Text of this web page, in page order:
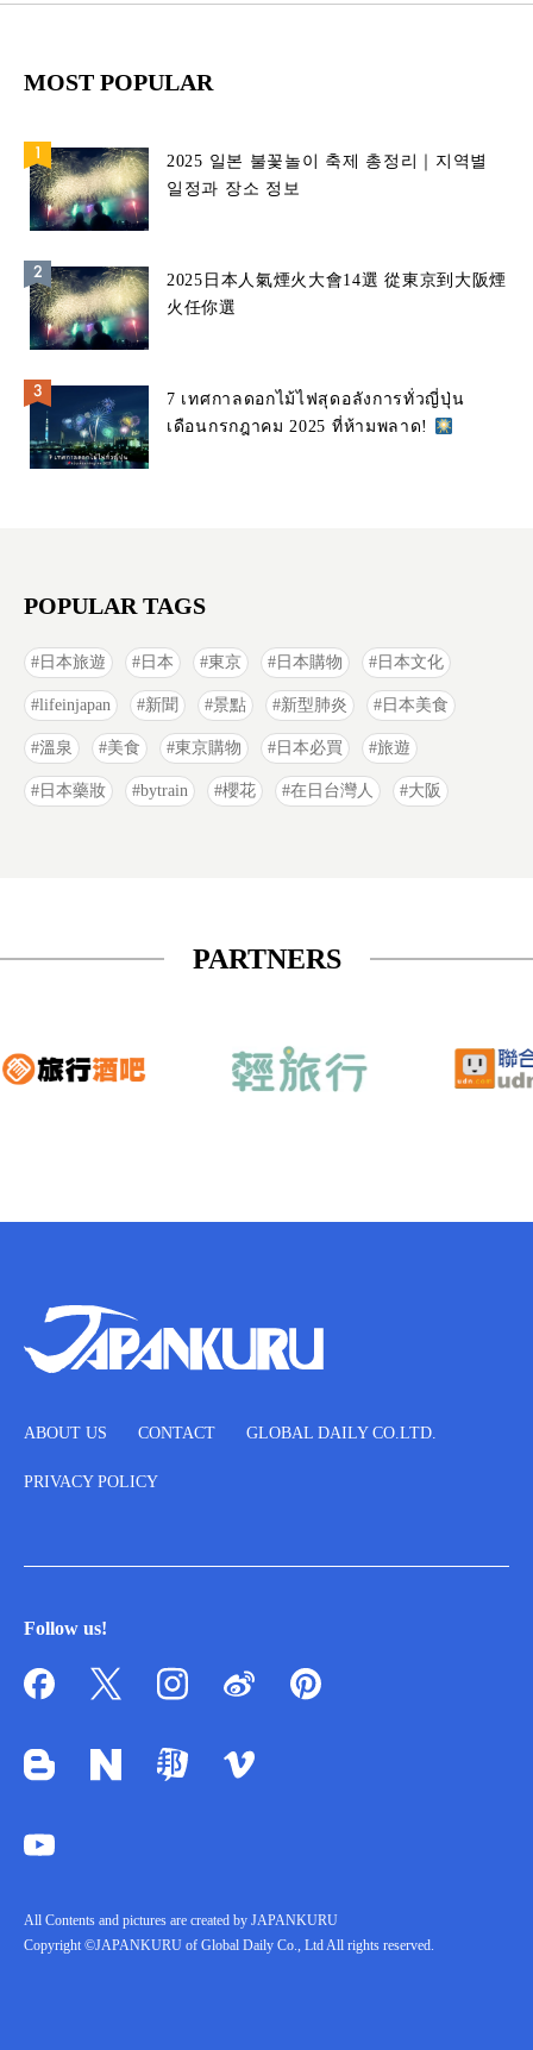
MOST POPULAR
2025 일본 불꽃놀이 축제 총정리｜지역별
일정과 장소 정보
2025日本人氣煙火大會14選 從東京到大阪煙
火任你選
7 เทศกาลดอกไม้ไฟสุดอลังการทั่วญี่ปุ่น
เดือนกรกฎาคม 2025 ที่ห้ามพลาด!
POPULAR TAGS
日本旅遊 日本 東京 日本購物 日本文化
lifeinjapan 新聞 景點 新型肺炎 日本美食
溫泉 美食 東京購物 日本必買 旅遊
日本藥妝 bytrain 櫻花 在日台灣人 大阪
PARTNERS
ABOUT US CONTACT GLOBAL DAILY CO.LTD.
PRIVACY POLICY
Follow us!
All Contents and pictures are created by JAPANKURU
Copyright ©JAPANKURU of Global Daily Co., Ltd All rights reserved.